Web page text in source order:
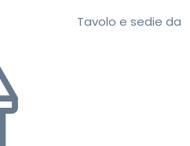
Tavolo e sedie da